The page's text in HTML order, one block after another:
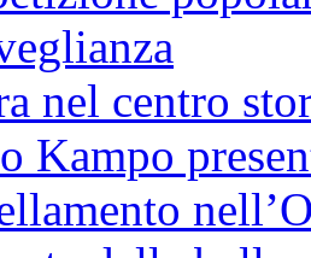
nel centro
Kampo